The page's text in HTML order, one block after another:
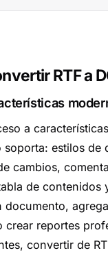
RTF a
a
soporta: estilos de
cambios,
de contenidos
documento,
crear reportes
convertir de